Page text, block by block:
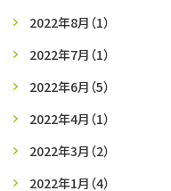
2022年8月 （1）
2022年7月 （1）
2022年6月 （5）
2022年4月 （1）
2022年3月 （2）
2022年1月 （4）